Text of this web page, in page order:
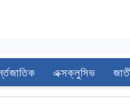
এক্সক্লুসিভ